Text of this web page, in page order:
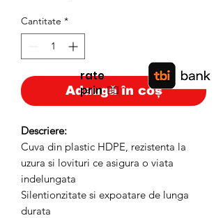
Cantitate *
Adaugă în coș
Descriere:
Cuva din plastic HDPE, rezistenta la
uzura si lovituri ce asigura o viata
indelungata
Silentionzitate si expoatare de lunga
durata
rate
prin👉🏿